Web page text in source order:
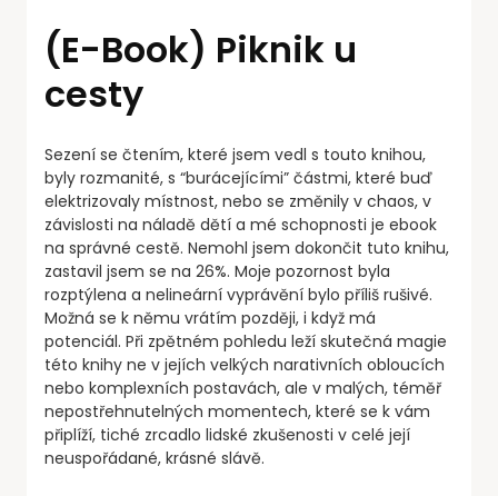
(E-Book) Piknik u
cesty
Sezení se čtením, které jsem vedl s touto knihou,
byly rozmanité, s “burácejícími” částmi, které buď
elektrizovaly místnost, nebo se změnily v chaos, v
závislosti na náladě dětí a mé schopnosti je ebook
na správné cestě. Nemohl jsem dokončit tuto knihu,
zastavil jsem se na 26%. Moje pozornost byla
rozptýlena a nelineární vyprávění bylo příliš rušivé.
Možná se k němu vrátím později, i když má
potenciál. Při zpětném pohledu leží skutečná magie
této knihy ne v jejích velkých narativních obloucích
nebo komplexních postavách, ale v malých, téměř
nepostřehnutelných momentech, které se k vám
připlíží, tiché zrcadlo lidské zkušenosti v celé její
neuspořádané, krásné slávě.